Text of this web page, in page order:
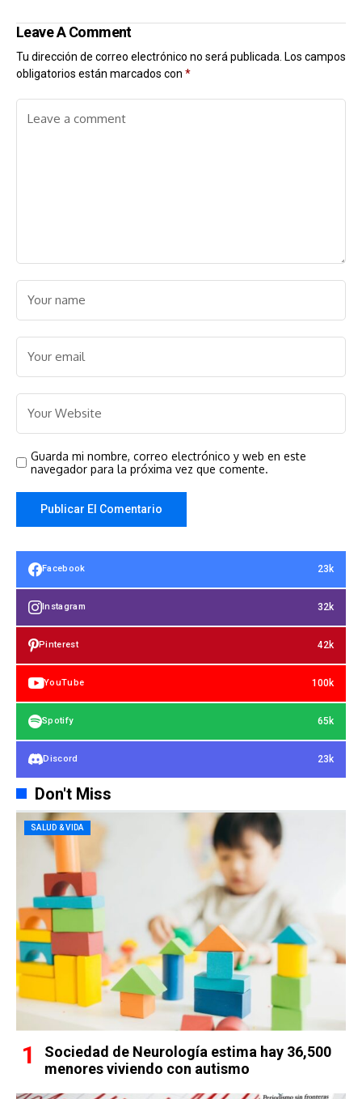
Leave A Comment
Tu dirección de correo electrónico no será publicada. Los campos
obligatorios están marcados con *
Guarda mi nombre, correo electrónico y web en este
navegador para la próxima vez que comente.
Facebook 23k
Instagram 32k
Pinterest 42k
YouTube 100k
Spotify 65k
Discord 23k
Don't Miss
SALUD & VIDA
Sociedad de Neurología estima hay 36,500
menores viviendo con autismo